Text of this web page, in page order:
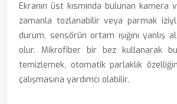
Ekranın üst kısmında bulunan kamera
zamanla tozlanabilir veya parmak
durum, sensörün ortam ışığını yanlış
olur. Mikrofiber bir bez kullanarak
temizlemek, otomatik parlaklık
çalışmasına yardımcı olabilir.